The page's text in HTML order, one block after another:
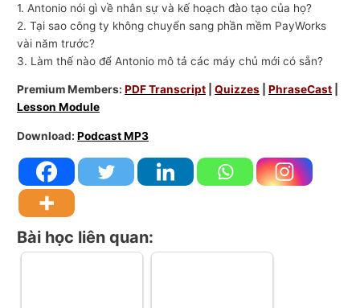
1. Antonio nói gì về nhân sự và kế hoạch đào tạo của họ?
2. Tại sao công ty không chuyển sang phần mềm PayWorks
vài năm trước?
3. Làm thế nào để Antonio mô tả các máy chủ mới có sẵn?
Premium Members:PDF Transcript |Quizzes |PhraseCast
Lesson Module
Download:Podcast MP3
Bài học liên quan: